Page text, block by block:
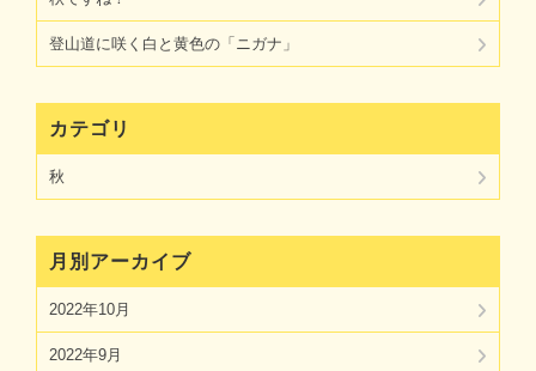
登山道に咲く白と黄色の「ニガナ」
カテゴリ
秋
月別アーカイブ
2022年10月
2022年9月